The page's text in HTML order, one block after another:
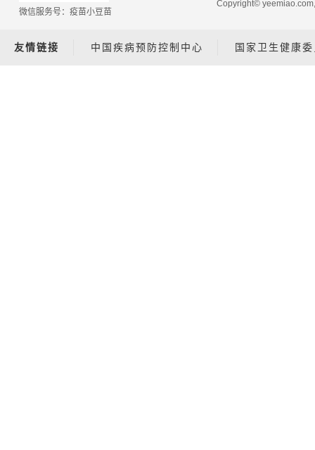
微信服务号：疫苗小豆苗
Copyright©
友情链接 中国疾病预防控制中心 国家卫生健康